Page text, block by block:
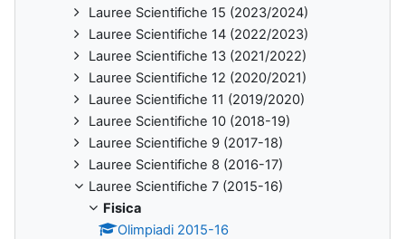
Lauree Scientifiche 15 (2023/2024)
Lauree Scientifiche 14 (2022/2023)
Lauree Scientifiche 13 (2021/2022)
Lauree Scientifiche 12 (2020/2021)
Lauree Scientifiche 11 (2019/2020)
Lauree Scientifiche 10 (2018-19)
Lauree Scientifiche 9 (2017-18)
Lauree Scientifiche 8 (2016-17)
Lauree Scientifiche 7 (2015-16)
Fisica
Olimpiadi 2015-16